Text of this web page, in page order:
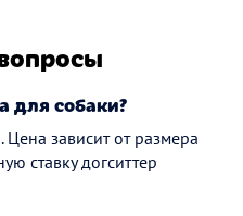
для собаки?
зависит от размера
ставку догситтер